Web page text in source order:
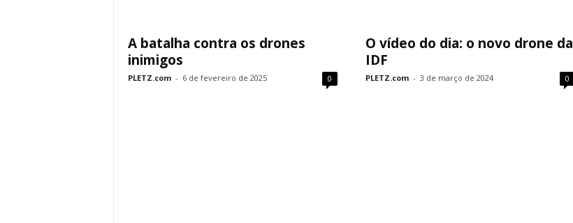
A batalha contra os drones
inimigos
PLETZ.com - 6 de fevereiro de 2025 0
O vídeo do dia: o novo drone da
IDF
PLETZ.com - 3 de março de 2024 0